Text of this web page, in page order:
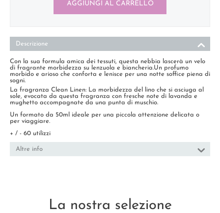
AGGIUNGI AL CARRELLO
Descrizione
Con la sua formula amica dei tessuti, questa nebbia lascerà un velo
di fragrante morbidezza su lenzuola e biancheria.Un profumo
morbido e arioso che conforta e lenisce per una notte soffice piena di
sogni.
La fragranza Clean Linen: La morbidezza del lino che si asciuga al
sole, evocata da questa fragranza con fresche note di lavanda e
mughetto accompagnate da una punta di muschio.
Un formato da 50ml ideale per una piccola attenzione delicata o
per viaggiare.
+ / - 60 utilizzi
Altre info
La nostra selezione